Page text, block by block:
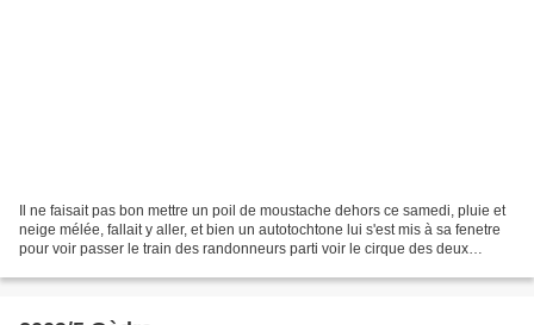
Il ne faisait pas bon mettre un poil de moustache dehors ce samedi, pluie et
neige mélée, fallait y aller, et bien un autotochtone lui s'est mis à sa fenetre
pour voir passer le train des randonneurs parti voir le cirque des deux